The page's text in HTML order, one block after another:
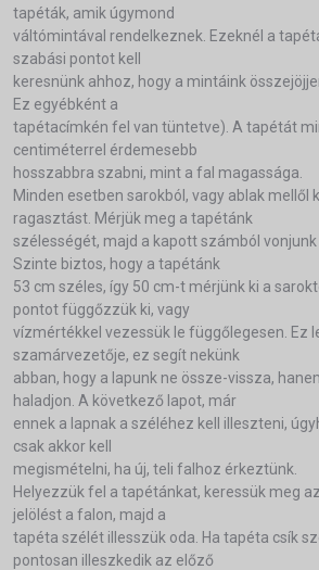
tapéták, amik úgymond
váltómintával rendelkeznek. Ezeknél a
szabási pontot kell
keresnünk ahhoz, hogy a mintáink
Ez egyébként a
tapétacímkén fel van tüntetve). A tapétát
centiméterrel érdemesebb
hosszabbra szabni, mint a fal magassága.
Minden esetben sarokból, vagy ablak mellől
ragasztást. Mérjük meg a tapétánk
szélességét, majd a kapott számból
Szinte biztos, hogy a tapétánk
53 cm széles, így 50 cm-t mérjünk ki a
pontot függőzzük ki, vagy
vízmértékkel vezessük le függőlegesen. Ez
szamárvezetője, ez segít nekünk
abban, hogy a lapunk ne össze-vissza,
haladjon. A következő lapot, már
ennek a lapnak a széléhez kell illeszteni,
csak akkor kell
megismételni, ha új, teli falhoz érkeztünk.
Helyezzük fel a tapétánkat, keressük meg
jelölést a falon, majd a
tapéta szélét illesszük oda. Ha tapéta csík
pontosan illeszkedik az előző